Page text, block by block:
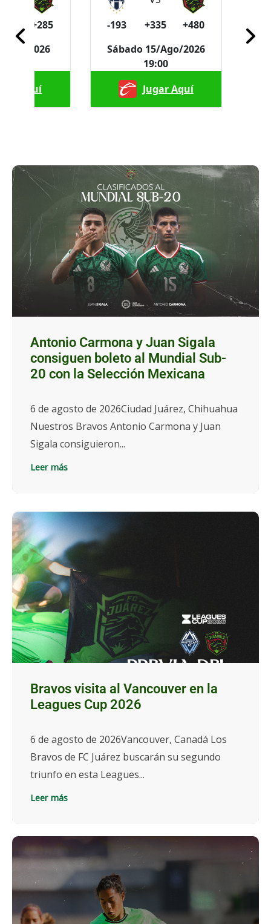
Antonio Carmona y Juan Sigala
consiguen boleto al Mundial Sub-
20 con la Selección Mexicana
6 de agosto de 2026Ciudad Juárez, Chihuahua
Nuestros Bravos Antonio Carmona y Juan
Sigala consiguieron...
Leer más
Bravos visita al Vancouver en la
Leagues Cup 2026
6 de agosto de 2026Vancouver, Canadá Los
Bravos de FC Juárez buscarán su segundo
triunfo en esta Leagues...
Leer más